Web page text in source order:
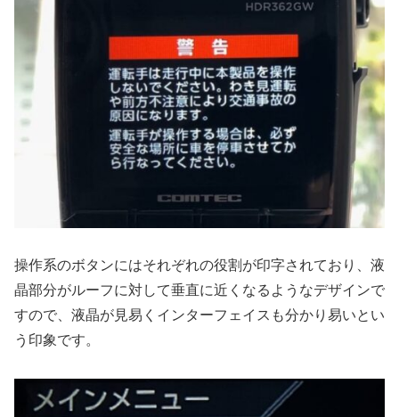
操作系のボタンにはそれぞれの役割が印字されており、液
晶部分がルーフに対して垂直に近くなるようなデザインで
すので、液晶が見易くインターフェイスも分かり易いとい
う印象です。